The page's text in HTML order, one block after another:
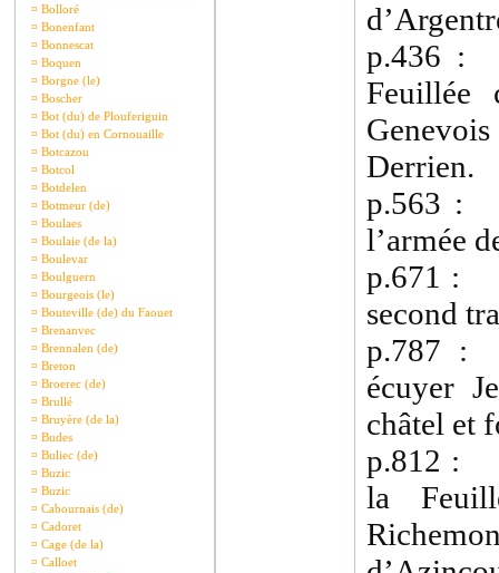
¤ Bolloré
¤ Bonenfant
¤ Bonnescat
¤ Boquen
¤ Borgne (le)
¤ Boscher
¤ Bot (du) de Plouferiguin
¤ Bot (du) en Cornouaille
¤ Botcazou
¤ Botcol
¤ Botdelen
¤ Botmeur (de)
¤ Boulaes
¤ Boulaie (de la)
¤ Boulevar
¤ Boulguern
¤ Bourgeois (le)
¤ Bouteville (de) du Faouet
¤ Brenanvec
¤ Brennalen (de)
¤ Breton
¤ Broerec (de)
¤ Brullé
¤ Bruyère (de la)
¤ Budes
¤ Buliec (de)
¤ Buzic
¤ Buzic
¤ Cabournais (de)
¤ Cadoret
¤ Cage (de la)
¤ Calloet
p.436 :
Feuillée
Derrien.
p.563 :
l’armée
p.671 :
second
p.787 :
écuyer
châtel et
p.812 :
la